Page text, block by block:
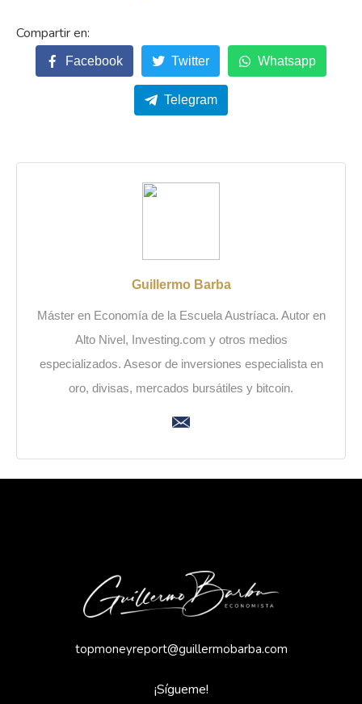
Facebook Twitter Whatsapp
Telegram
Guillermo Barba
Máster en Economía de la Escuela Austríaca. Autor en
Alto Nivel, Investing.com y otros medios
especializados. Asesor de inversiones especialista en
oro, divisas, mercados bursátiles y bitcoin.
topmoneyreport@guillermobarba.com
¡Sígueme!